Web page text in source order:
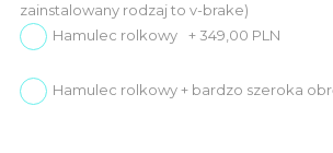
zainstalowany rodzaj to v-brake)
Hamulec rolkowy
+ 349,00 PLN
Hamulec rolkowy + bardzo szeroka